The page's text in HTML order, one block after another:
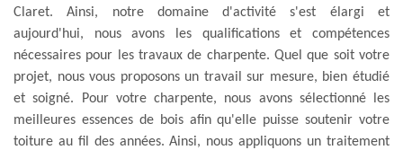
Claret. Ainsi, notre domaine d'activité s'est élargi et
aujourd'hui, nous avons les qualifications et compétences
nécessaires pour les travaux de charpente. Quel que soit votre
projet, nous vous proposons un travail sur mesure, bien étudié
et soigné. Pour votre charpente, nous avons sélectionné les
meilleures essences de bois afin qu'elle puisse soutenir votre
toiture au fil des années. Ainsi, nous appliquons un traitement